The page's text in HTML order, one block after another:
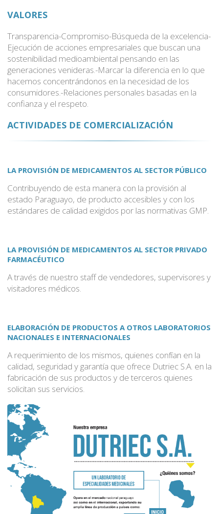
VALORES
Transparencia-Compromiso-Búsqueda de la excelencia-
Ejecución de acciones empresariales que buscan una
sostenibilidad medioambiental pensando en las
generaciones venideras.-Marcar la diferencia en lo que
hacemos concentrándonos en la necesidad de los
consumidores.-Relaciones personales basadas en la
confianza y el respeto.
ACTIVIDADES DE COMERCIALIZACIÓN
LA PROVISIÓN DE MEDICAMENTOS AL SECTOR PÚBLICO
Contribuyendo de esta manera con la provisión al
estado Paraguayo, de producto accesibles y con los
estándares de calidad exigidos por las normativas GMP.
LA PROVISIÓN DE MEDICAMENTOS AL SECTOR PRIVADO
FARMACÉUTICO
A través de nuestro staff de vendedores, supervisores y
visitadores médicos.
ELABORACIÓN DE PRODUCTOS A OTROS LABORATORIOS
NACIONALES E INTERNACIONALES
A requerimiento de los mismos, quienes confían en la
calidad, seguridad y garantía que ofrece Dutriec S.A. en la
fabricación de sus productos y de terceros quienes
solicitan sus servicios.